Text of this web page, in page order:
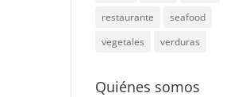
restaurante
seafood
vegetales
verduras
Quiénes somos